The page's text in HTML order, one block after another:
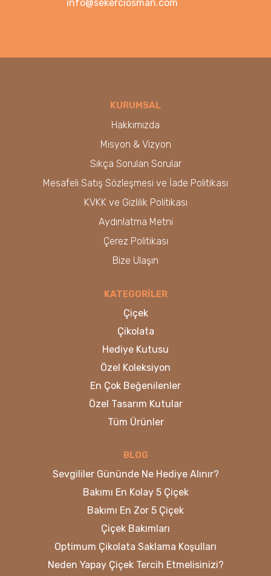
info@sekerciosman.com
KURUMSAL
Hakkımızda
Misyon & Vizyon
Sıkça Sorulan Sorular
Mesafeli Satış Sözleşmesi ve İade Politikası
KVKK ve Gizlilik Politikası
Aydınlatma Metni
Çerez Politikası
Bize Ulaşın
KATEGORİLER
Çiçek
Çikolata
Hediye Kutusu
Özel Koleksiyon
En Çok Beğenilenler
Özel Tasarım Kutular
Tüm Ürünler
BLOG
Sevgililer Gününde Ne Hediye Alınır?
Bakımı En Kolay 5 Çiçek
Bakımı En Zor 5 Çiçek
Çiçek Bakımları
Optimum Çikolata Saklama Koşulları
Neden Yapay Çiçek Tercih Etmelisinizi?